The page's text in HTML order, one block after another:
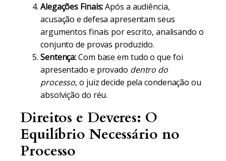
Alegações Finais:Após a audiência,
acusação e defesa apresentam seus
argumentos finais por escrito, analisando o
conjunto de provas produzido.
Sentença:Com base em tudo o que foi
apresentado e provado dentro do
processo, o juiz decide pela condenação ou
absolvição do réu.
Direitos e Deveres: O
Equilíbrio Necessário no
Processo